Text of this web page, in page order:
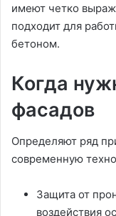
имеют четко
подходит для
бетоном.
Когда
фасадов
Определяют ряд
современную
Защита от
воздействия